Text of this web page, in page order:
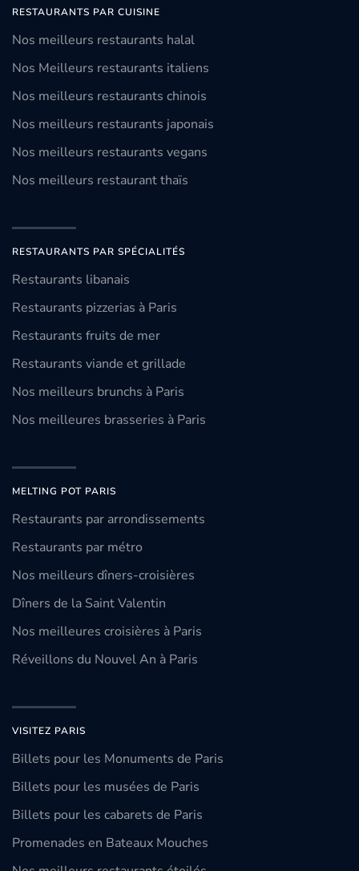
RESTAURANTS PAR CUISINE
Nos meilleurs restaurants halal
Nos Meilleurs restaurants italiens
Nos meilleurs restaurants chinois
Nos meilleurs restaurants japonais
Nos meilleurs restaurants vegans
Nos meilleurs restaurant thaïs
RESTAURANTS PAR SPÉCIALITÉS
Restaurants libanais
Restaurants pizzerias à Paris
Restaurants fruits de mer
Restaurants viande et grillade
Nos meilleurs brunchs à Paris
Nos meilleures brasseries à Paris
MELTING POT PARIS
Restaurants par arrondissements
Restaurants par métro
Nos meilleurs dîners-croisières
Dîners de la Saint Valentin
Nos meilleures croisières à Paris
Réveillons du Nouvel An à Paris
VISITEZ PARIS
Billets pour les Monuments de Paris
Billets pour les musées de Paris
Billets pour les cabarets de Paris
Promenades en Bateaux Mouches